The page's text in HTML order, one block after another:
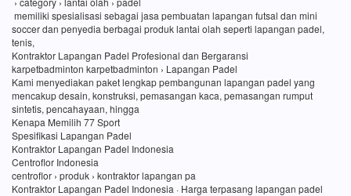
memiliki spesialisasi sebagai jasa pembuatan lapangan futsal dan mini
soccer dan penyedia berbagai produk lantai olah seperti lapangan padel,
tenis,
Kontraktor Lapangan Padel Profesional dan Bergaransi
karpetbadminton karpetbadminton › Lapangan Padel
Kami menyediakan paket lengkap pembangunan lapangan padel yang
mencakup desain, konstruksi, pemasangan kaca, pemasangan rumput
sintetis, pencahayaan, hingga
Kenapa Memilih 77 Sport
Spesifikasi Lapangan Padel
Kontraktor Lapangan Padel Indonesia
Centroflor Indonesia
centroflor › produk › kontraktor lapangan pa
Kontraktor Lapangan Padel Indonesia · Harga terpasang lapangan padel